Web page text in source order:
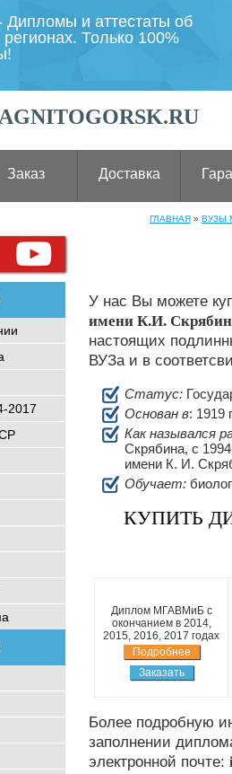
Дипломы и аттестаты об
Только 100%
Заказ Доставка
ГЛАВНАЯ» ВУЗЫ
У нас Вы можете
имени К.И.
настоящих
ВУЗа и в
Статус:
Основан в: 1919
Как назывался
Скрябина, с
имени К. И.
Обучает:
КУПИТЬ
Диплом МГАВМиБ с
окончанием в 2014,
2015, 2016, 2017 годах
Подробнее
Заказать
Более подробную
заполнении
электронной почте:
2017